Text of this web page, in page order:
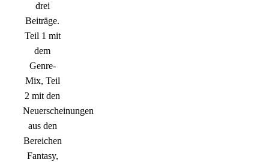
drei
Beiträge.
Teil 1 mit
dem
Genre-
Mix, Teil
2 mit den
Neuerscheinungen
aus den
Bereichen
Fantasy,